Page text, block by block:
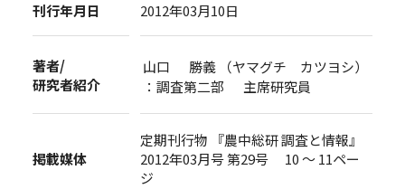
刊行年月日 2012年03月10日
著者/
研究者紹介
山口 勝義 （ヤマグチ カツヨシ）
：調査第二部 主席研究員
掲載媒体
定期刊行物 『農中総研 調査と情報』
2012年03月号 第29号 10 ～ 11ペー
ジ